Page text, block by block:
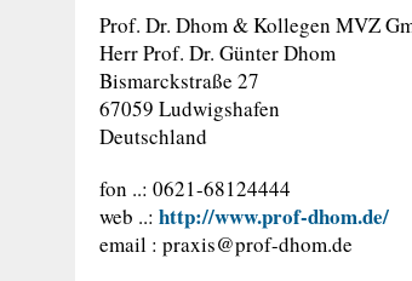
Prof. Dr. Dhom & Kollegen MVZ
Herr Prof. Dr. Günter Dhom
Bismarckstraße 27
67059 Ludwigshafen
Deutschland
fon ..: 0621-68124444
web ..: http://www.prof-dhom.de/
email : praxis@prof-dhom.de